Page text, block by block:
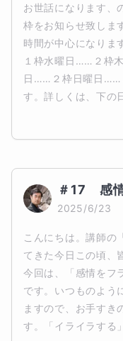
お世話になります、
枠をお知らせ致しま
時間が中心になり
１枠水曜日……２枠
日……２枠日曜日……
す。詳しくは、下の
＃17　感
2025/6/23
こんにちは。講師
てきた今日この頃、
今回は、「感情をフ
です。いつものよう
ますので、お手すき
す。「イライラする